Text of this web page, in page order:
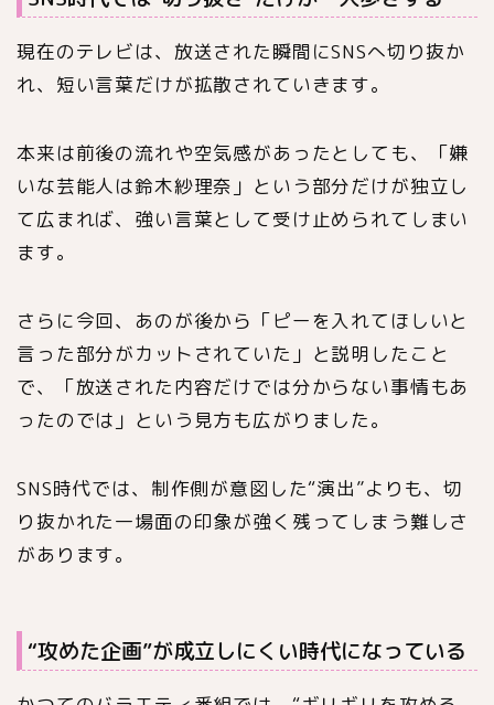
現在のテレビは、放送された瞬間にSNSへ切り抜か
れ、短い言葉だけが拡散されていきます。
本来は前後の流れや空気感があったとしても、「嫌
いな芸能人は鈴木紗理奈」という部分だけが独立し
て広まれば、強い言葉として受け止められてしまい
ます。
さらに今回、 あのが後から「ピーを入れてほしいと
言った部分がカットされていた」と説明したこと
で、「放送された内容だけでは分からない事情もあ
ったのでは」という見方も広がりました。
SNS時代では、制作側が意図した“演出”よりも、切
り抜かれた一場面の印象が強く残ってしまう難しさ
があります。
“攻めた企画”が成立しにくい時代になっている